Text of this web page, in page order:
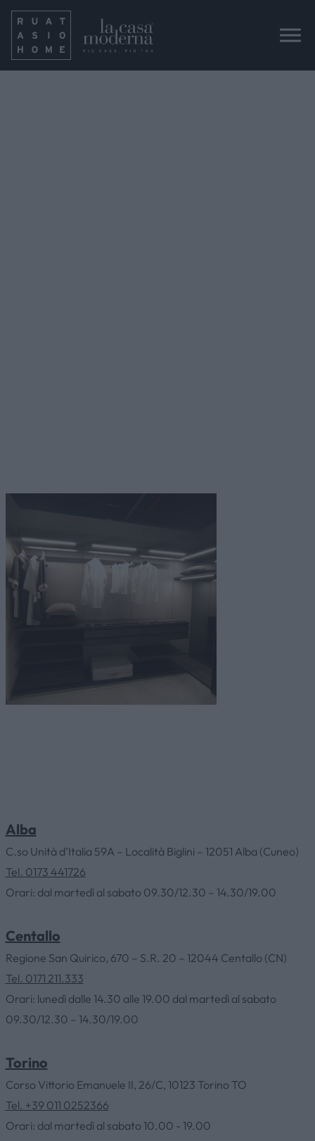
AZIENDA
Alba
C.so Unità d’Italia 59A – Località Biglini – 12051 Alba (Cuneo)
Tel. 0173 441726
Orari: dal martedì al sabato 09.30/12.30 – 14.30/19.00
Centallo
Regione San Quirico, 670 – S.R. 20 – 12044 Centallo (CN)
Tel. 0171 211.333
Orari: lunedì dalle 14.30 alle 19.00 dal martedì al sabato
09.30/12.30 – 14.30/19.00
Torino
Corso Vittorio Emanuele II, 26/C, 10123 Torino TO
Tel. +39 011 0252366
Orari: dal martedì al sabato 10.00 - 19.00